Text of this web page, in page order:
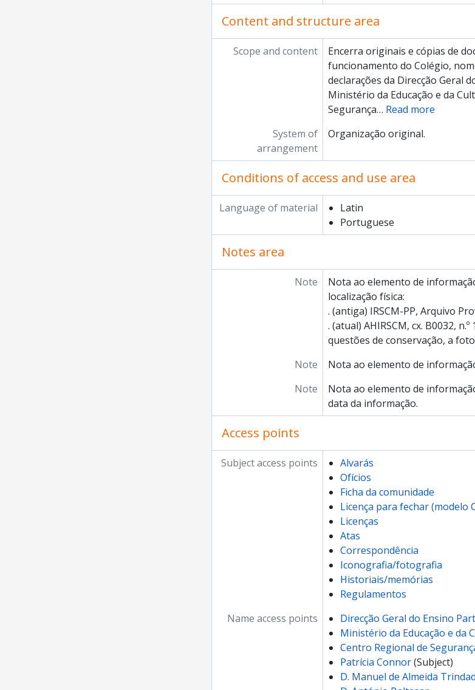
Content and structure area
Scope and content
Encerra originais e cópias de
funcionamento do Colégio,
declarações da Direcção Geral
Ministério da Educação e da
Segurança… Read more
System of
arrangement
Organização original.
Conditions of access and use area
Language of material
Latin
Portuguese
Notes area
Note
Nota ao elemento de
localização física:
. (antiga) IRSCM-PP, Arquivo
. (atual) AHIRSCM, cx. B0032, n.º
questões de conservação, a
Note
Nota ao elemento de
Note
Nota ao elemento de
data da informação.
Access points
Subject access points
Alvarás
Ofícios
Ficha da comunidade
Licença para fechar (modelo
Licenças
Atas
Correspondência
Iconografia/fotografia
Historiais/memórias
Regulamentos
Name access points
Direcção Geral do Ensino
Ministério da Educação e da
Centro Regional de
Patrícia Connor(Subject)
D. Manuel de Almeida